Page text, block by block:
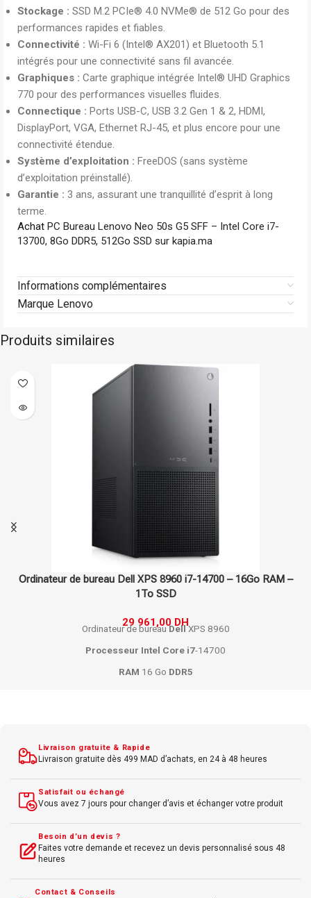
Stockage : SSD M.2 PCIe® 4.0 NVMe® de 512 Go pour des
performances rapides et fiables.
Connectivité : Wi-Fi 6 (Intel® AX201) et Bluetooth 5.1
intégrés pour une connectivité sans fil avancée.
Graphiques : Carte graphique intégrée Intel® UHD Graphics
770 pour des performances visuelles fluides.
Connectique : Ports USB-C, USB 3.2 Gen 1 & 2, HDMI,
DisplayPort, VGA, Ethernet RJ-45, et plus encore pour une
connectivité étendue.
Système d’exploitation : FreeDOS (sans système
d’exploitation préinstallé).
Garantie : 3 ans, assurant une tranquillité d’esprit à long
terme.
Achat PC Bureau Lenovo Neo 50s G5 SFF – Intel Core i7-
13700, 8Go DDR5, 512Go SSD sur kapia.ma
Informations complémentaires
Marque Lenovo
Produits similaires
Ordinateur de bureau Dell XPS 8960 i7-14700 – 16Go RAM –
1To SSD
Dell
29 961,00 DH
Ordinateur de bureauDellXPS 8960
Processeur Intel Core i7-14700
RAM 16 Go DDR5
Connectivitécomplète (USB-C,HDMI,Ethernet)
Puissant pour création etgaming
Livraison gratuite & Rapide
Livraison gratuite dès 499 MAD d’achats, en 24 à 48 heures
Satisfait ou échangé
Vous avez 7 jours pour changer d’avis et échanger votre produit
Besoin d’un devis ?
Faites votre demande et recevez un devis personnalisé sous 48
heures
Contact & Conseils